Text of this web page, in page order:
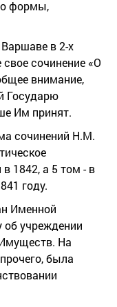
формы,
в 2-х
сочинение «О
внимание,
Государю
Им принят.
сочинений Н.М.
1842, а 5 том - в
году.
Именной
учреждении
На
была